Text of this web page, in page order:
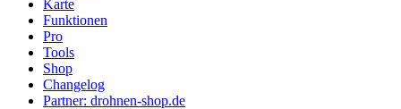
Karte
Funktionen
Pro
Tools
Shop
Changelog
Partner: drohnen-shop.de